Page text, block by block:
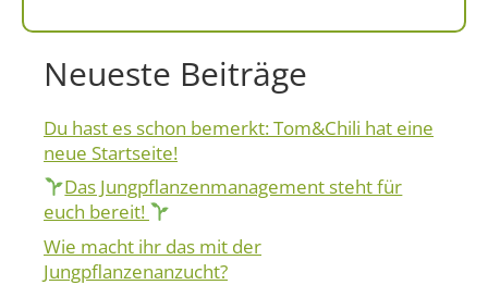
Neueste Beiträge
Du hast es schon bemerkt: Tom&Chili hat eine
neue Startseite!
Das Jungpflanzenmanagement steht für
euch bereit!
Wie macht ihr das mit der
Jungpflanzenanzucht?